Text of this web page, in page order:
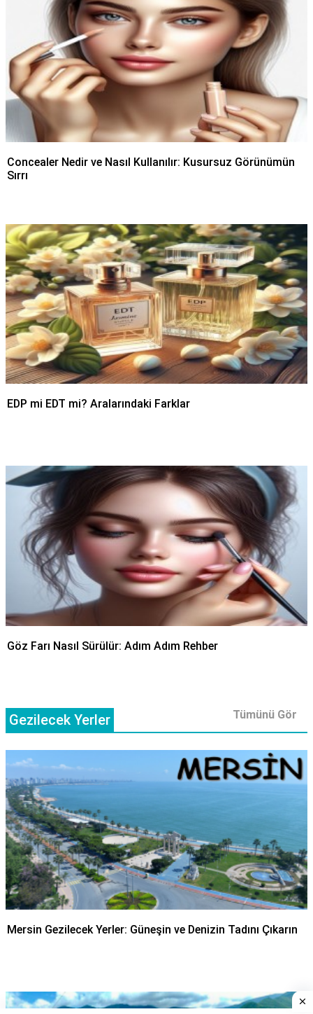
Concealer Nedir ve Nasıl Kullanılır: Kusursuz Görünümün
Sırrı
EDP mi EDT mi? Aralarındaki Farklar
Göz Farı Nasıl Sürülür: Adım Adım Rehber
Gezilecek Yerler Tümünü Gör
Mersin Gezilecek Yerler: Güneşin ve Denizin Tadını Çıkarın